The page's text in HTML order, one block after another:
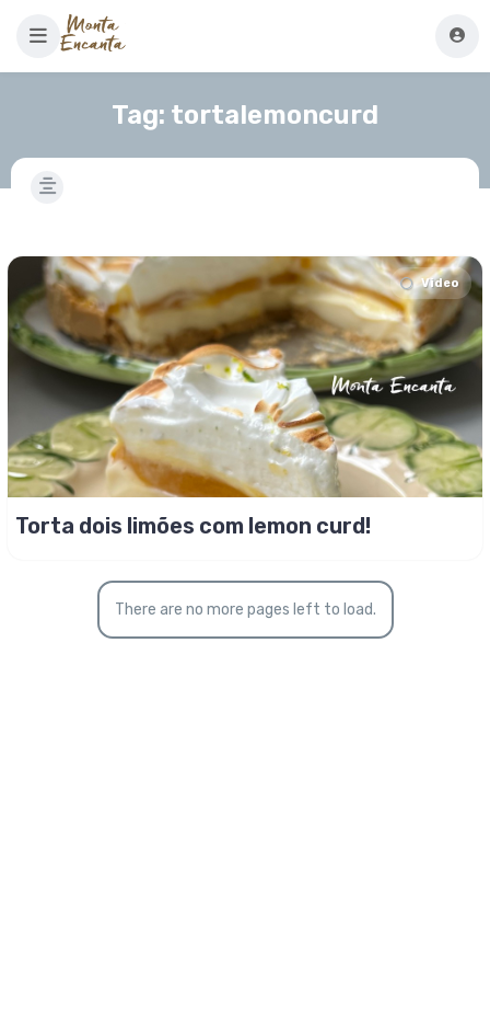
Tag: tortalemoncurd
Video
Torta dois limões com lemon curd!
There are no more pages left to load.